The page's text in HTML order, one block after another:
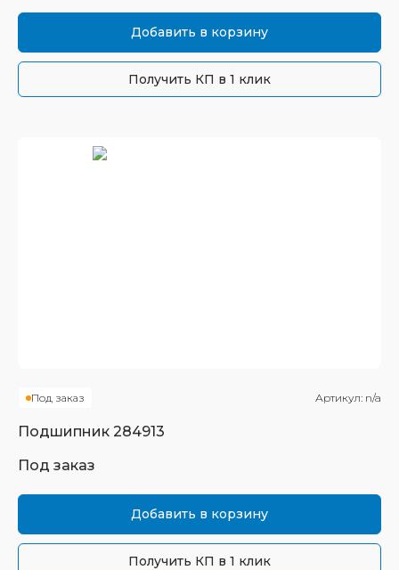
Добавить в корзину
Получить КП в 1 клик
Под заказ Артикул: n/a
Подшипник 284913
Под заказ
Добавить в корзину
Получить КП в 1 клик